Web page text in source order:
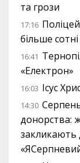
та грози
17:16
більше сотні
16:41
«Електрон»
16:03 Ісус
14:30
донорства:
закликають